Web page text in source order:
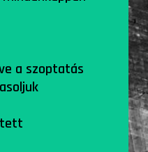
a szoptatás